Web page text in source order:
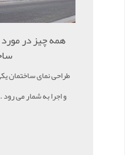
همه چیز در
طراحی نمای ساختمان
و اجرا به شمار می